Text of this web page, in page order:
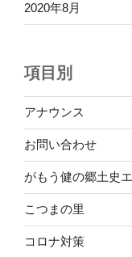
2020年8月
項目別
アナウンス
お問い合わせ
がもう健の郷土史
こつまの里
コロナ対策